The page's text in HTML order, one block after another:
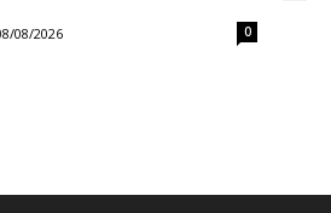
08/2026 0